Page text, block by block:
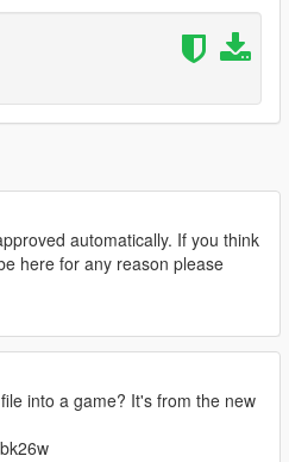
hit Enter to add a empty space.
automatically. If you think
here for any reason please
into a game? It's from the new